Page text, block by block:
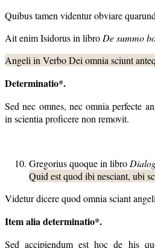
Quibus tamen videntur obviare
Ait enim Isidorus in libro De summo
Angeli in Verbo Dei omnia sciunt
Determinatio*.
Sed nec omnes, nec omnia perfecte
in scientia proficere non removit.
Gregorius quoque in libro
Quid est quod ibi nesciant, ubi
Videtur dicere quod omnia sciant
Itemalia determinatio*.
Sed accipiendum est hoc de his